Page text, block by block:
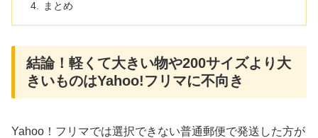
まとめ
結論！軽くて大きい物や200サイズより大
きいものはYahoo!フリマに不向き
Yahoo！フリマでは選択できない普通郵便で発送した方が